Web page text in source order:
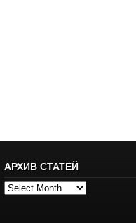
АРХИВ СТАТЕЙ
Архив